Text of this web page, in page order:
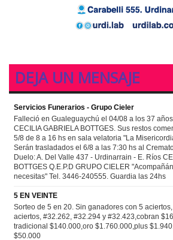
DEJA UN MENSAJE